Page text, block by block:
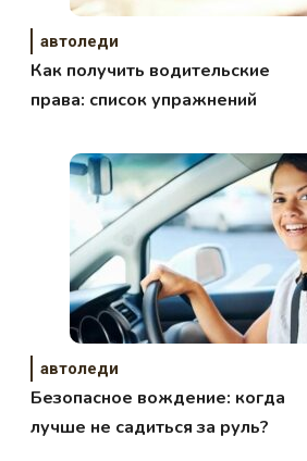
автоледи
Как получить водительские
права: список упражнений
автоледи
Безопасное вождение: когда
лучше не садиться за руль?